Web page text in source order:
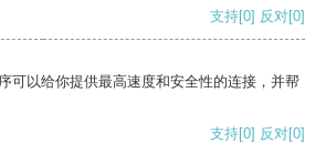
支持[0] 反对[0]
可以给你提供最高速度和安全性的连接，并帮
支持[0] 反对[0]